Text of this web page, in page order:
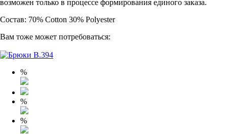
возможен только в процессе формирования единого заказа.
Состав: 70% Cotton 30% Polyester
Вам тоже может потребоваться:
%
%
%